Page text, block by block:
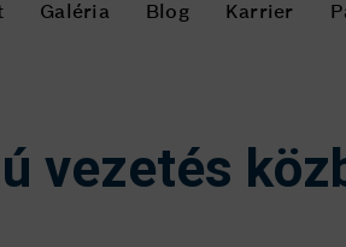
Galéria Blog Karrier
vezetés